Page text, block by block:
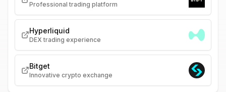
Professional trading platform
Hyperliquid
DEX trading experience
Bitget
Innovative crypto exchange